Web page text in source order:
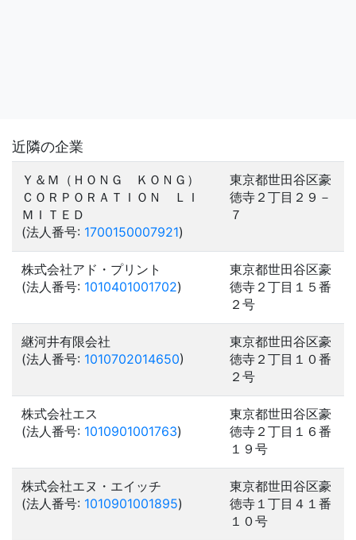
近隣の企業
Ｙ＆Ｍ（ＨＯＮＧ ＫＯＮＧ）
ＣＯＲＰＯＲＡＴＩＯＮ ＬＩ
ＭＩＴＥＤ
(法人番号: 1700150007921)
東京都世田谷区豪
徳寺２丁目２９－
７
株式会社アド・プリント
(法人番号: 1010401001702)
東京都世田谷区豪
徳寺２丁目１５番
２号
継河井有限会社
(法人番号: 1010702014650)
東京都世田谷区豪
徳寺２丁目１０番
２号
株式会社エス
(法人番号: 1010901001763)
東京都世田谷区豪
徳寺２丁目１６番
１９号
株式会社エヌ・エイッチ
(法人番号: 1010901001895)
東京都世田谷区豪
徳寺１丁目４１番
１０号